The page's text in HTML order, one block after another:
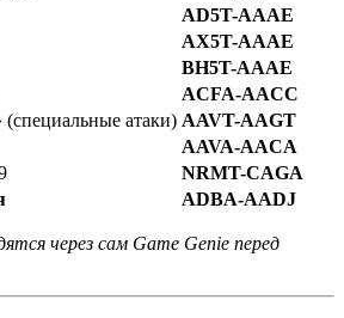
AD5T-AAAE
AX5T-AAAE
BH5T-AAAE
ACFA-AACC
атаки) AAVT-AAGT
AAVA-AACA
NRMT-CAGA
ADBA-AADJ
через сам Game Genie перед